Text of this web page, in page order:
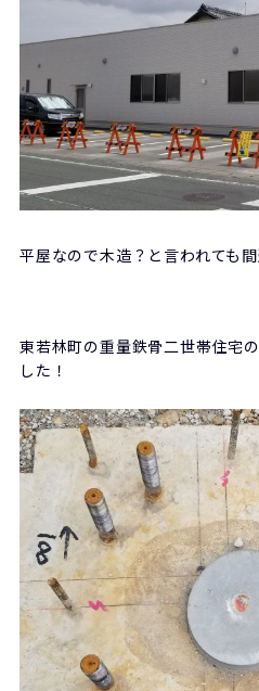
平屋なので木造？と言われても
東若林町の重量鉄骨二世帯住宅
した！